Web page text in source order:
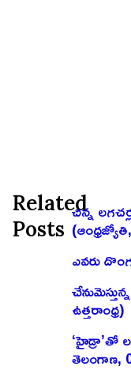
Related
Posts
చిన్న
ఎవరు
ఉత్తరాంధ్ర)
‘హైడ్రా’తో
తెలంగాణ,